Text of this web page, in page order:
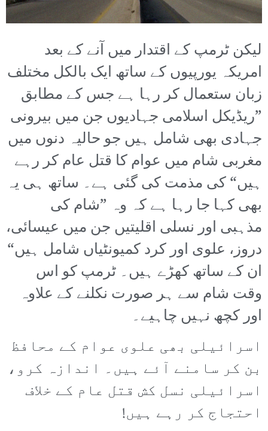
لیکن ٹرمپ کے اقتدار میں آنے کے بعد
امریکہ یورپیوں کے ساتھ ایک بالکل مختلف
زبان ستعمال کر رہا ہے جس کے مطابق
”ریڈیکل اسلامی جہادیوں جن میں بیرونی
جہادی بھی شامل ہیں جو حالیہ دنوں میں
مغربی شام میں عوام کا قتل عام کر رہے
ہیں“ کی مذمت کی گئی ہے۔ ساتھ ہی یہ
بھی کہا جا رہا ہے کہ وہ ”شام کی
مذہبی اور نسلی اقلیتیں جن میں عیسائی،
دروز، علوی اور کرد کمیونٹیاں شامل ہیں“
ان کے ساتھ کھڑے ہیں۔ ٹرمپ کو اس
وقت شام سے ہر صورت نکلنے کے علاوہ
اور کچھ نہیں چاہیے۔
اسرائیلی بھی علوی عوام کے محافظ
بن کر سامنے آئے ہیں۔ اندازہ کرو،
اسرائیلی نسل کش قتل عام کے خلاف
احتجاج کر رہے ہیں!